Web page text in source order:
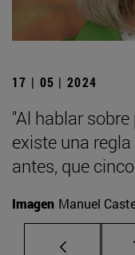
17 | 05 | 2024
"Al hablar
existe una
antes, que
Imagen Manuel